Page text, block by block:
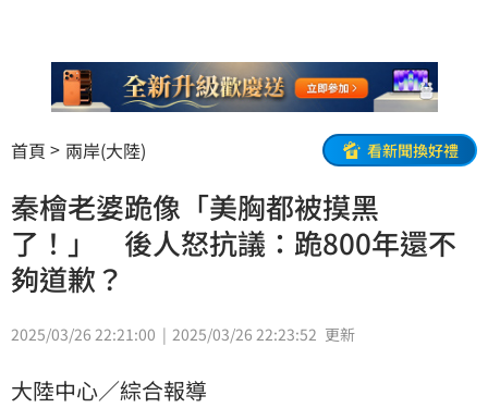
首頁 兩岸(大陸) 看新聞換好禮
秦檜老婆跪像「美胸都被摸黑
了！」 後人怒抗議：跪800年還不
夠道歉？
2025/03/26 22:21:00 2025/03/26 22:23:52 更新
大陸中心／綜合報導